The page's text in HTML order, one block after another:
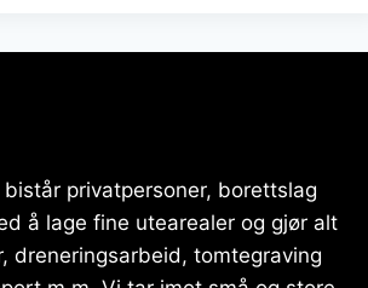
bistår privatpersoner, borettslag
å lage fine utearealer og gjør alt
dreneringsarbeid, tomtegraving